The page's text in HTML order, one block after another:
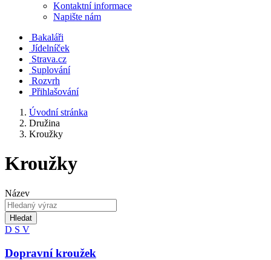
Kontaktní informace
Napište nám
Bakaláři
Jídelníček
Strava.cz
Suplování
Rozvrh
Přihlašování
Úvodní stránka
Družina
Kroužky
Kroužky
Název
Hledat
D S V
Dopravní kroužek